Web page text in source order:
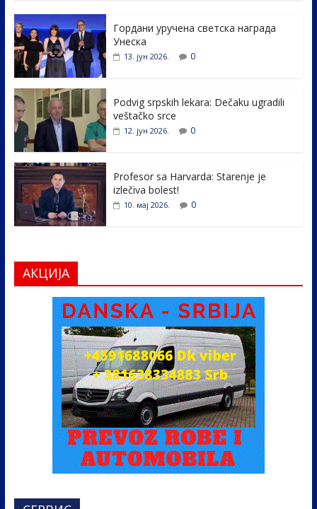
e
b
o
o
k
itt
er e
dI
e
Гордани уручена светска награда
Унеска
13. јун 2026. 0
Podvig srpskih lekara: Dečaku ugradili
veštačko srce
12. јун 2026. 0
Profesor sa Harvarda: Starenje je
izlečiva bolest!
10. мај 2026. 0
АКЦИЈА